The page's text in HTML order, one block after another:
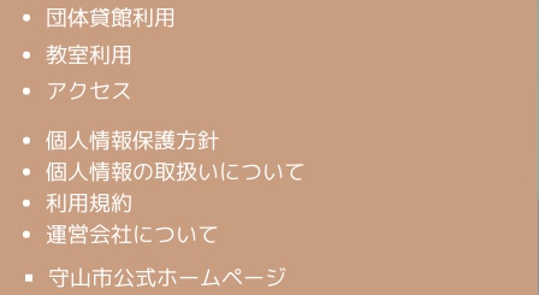
団体貸館利用
教室利用
アクセス
個人情報保護方針
個人情報の取扱いについて
利用規約
運営会社について
守山市公式ホームページ